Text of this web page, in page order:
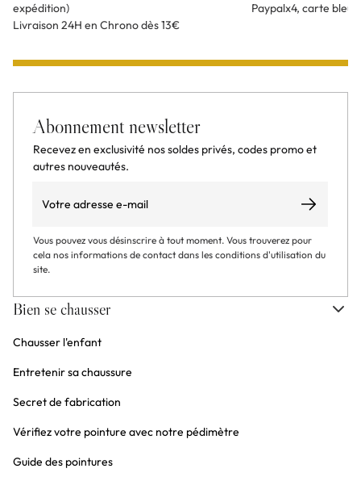
expédition)
Livraison 24H en Chrono dès 13€
Paypalx4, carte
Abonnement newsletter
Recevez en exclusivité nos soldes privés, codes promo et
autres nouveautés.
S’abonner
Vous pouvez vous désinscrire à tout moment. Vous trouverez pour
cela nos informations de contact dans les conditions d'utilisation du
site.
Bien se chausser
Chausser l'enfant
Entretenir sa chaussure
Secret de fabrication
Vérifiez votre pointure avec notre pédimètre
Guide des pointures